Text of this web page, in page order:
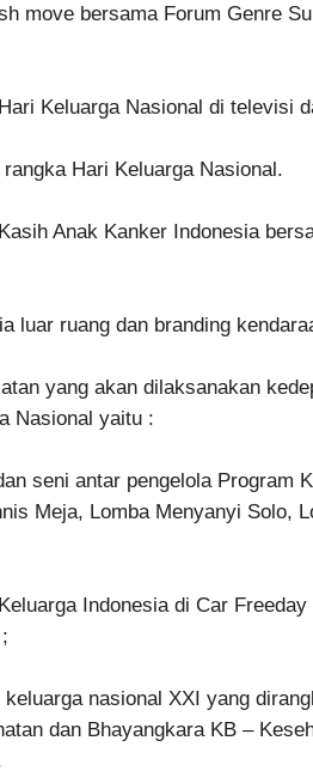
move bersama Forum Genre
Keluarga Nasional di televisi
Hari Keluarga Nasional.
Anak Kanker Indonesia
luar ruang dan branding
yang akan dilaksanakan
Nasional yaitu :
seni antar pengelola Program
Meja, Lomba Menyanyi Solo,
Indonesia di Car
nasional XXI yang
dan Bhayangkara KB –